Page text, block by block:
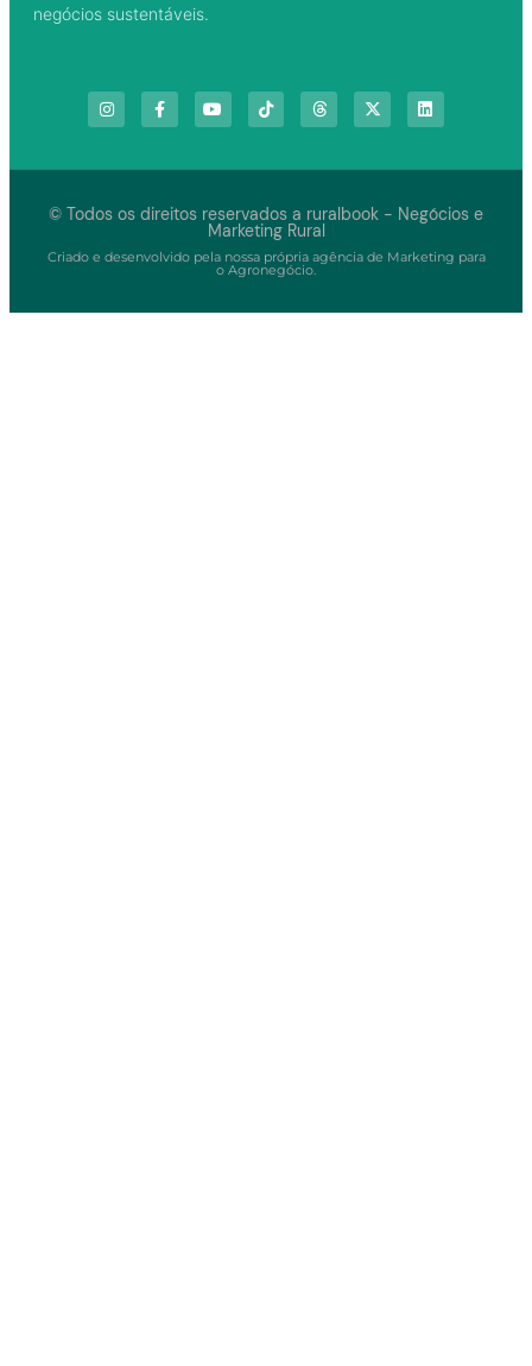
negócios sustentáveis.
© Todos os direitos reservados a ruralbook - Negócios e
Marketing Rural
Criado e desenvolvido pela nossa própria agência de Marketing para
o Agronegócio.